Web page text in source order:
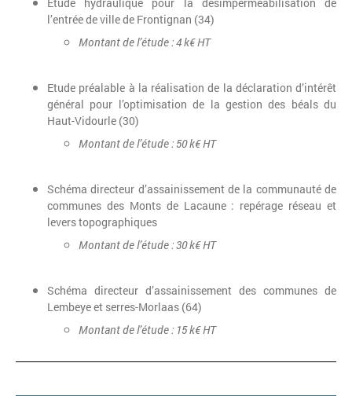
l’entrée de ville de Frontignan (34)
Montant de l’étude : 4 k€ HT
Etude préalable à la réalisation de la déclaration d’intérêt
général pour l’optimisation de la gestion des béals du
Haut-Vidourle (30)
Montant de l’étude : 50 k€ HT
Schéma directeur d’assainissement de la communauté de
communes des Monts de Lacaune : repérage réseau et
levers topographiques
Montant de l’étude : 30 k€ HT
Schéma directeur d’assainissement des communes de
Lembeye et serres-Morlaas (64)
Montant de l’étude : 15 k€ HT